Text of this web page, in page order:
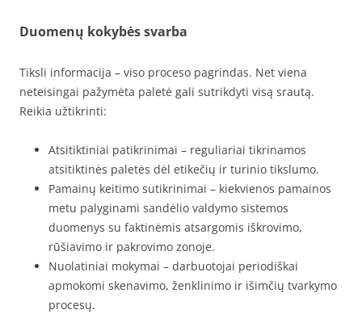
Duomenų kokybės svarba
Tiksli informacija – viso proceso pagrindas. Net viena
neteisingai pažymėta paletė gali sutrikdyti visą srautą.
Reikia užtikrinti:
Atsitiktiniai patikrinimai – reguliariai tikrinamos
atsitiktinės paletės dėl etikečių ir turinio tikslumo.
Pamainų keitimo sutikrinimai – kiekvienos pamainos
metu palyginami sandėlio valdymo sistemos
duomenys su faktinėmis atsargomis iškrovimo,
rūšiavimo ir pakrovimo zonoje.
Nuolatiniai mokymai – darbuotojai periodiškai
apmokomi skenavimo, ženklinimo ir išimčių tvarkymo
procesų.